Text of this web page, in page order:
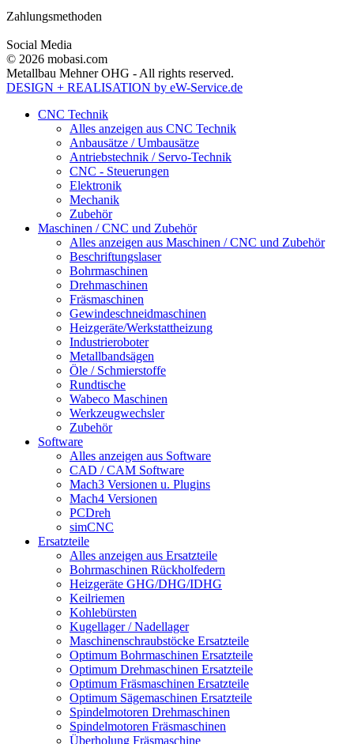
Zahlungsmethoden
Social Media
© 2026 mobasi.com
Metallbau Mehner OHG - All rights reserved.
DESIGN + REALISATION by eW-Service.de
CNC Technik
Alles anzeigen aus CNC Technik
Anbausätze / Umbausätze
Antriebstechnik / Servo-Technik
CNC - Steuerungen
Elektronik
Mechanik
Zubehör
Maschinen / CNC und Zubehör
Alles anzeigen aus Maschinen / CNC und Zubehör
Beschriftungslaser
Bohrmaschinen
Drehmaschinen
Fräsmaschinen
Gewindeschneidmaschinen
Heizgeräte/Werkstattheizung
Industrieroboter
Metallbandsägen
Öle / Schmierstoffe
Rundtische
Wabeco Maschinen
Werkzeugwechsler
Zubehör
Software
Alles anzeigen aus Software
CAD / CAM Software
Mach3 Versionen u. Plugins
Mach4 Versionen
PCDreh
simCNC
Ersatzteile
Alles anzeigen aus Ersatzteile
Bohrmaschinen Rückholfedern
Heizgeräte GHG/DHG/IDHG
Keilriemen
Kohlebürsten
Kugellager / Nadellager
Maschinenschraubstöcke Ersatzteile
Optimum Bohrmaschinen Ersatzteile
Optimum Drehmaschinen Ersatzteile
Optimum Fräsmaschinen Ersatzteile
Optimum Sägemaschinen Ersatzteile
Spindelmotoren Drehmaschinen
Spindelmotoren Fräsmaschinen
Überholung Fräsmaschine